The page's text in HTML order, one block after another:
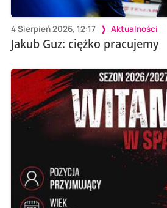
4 Sierpień 2026, 12:17 Aktualności
Jakub Guz: ciężko pracujemy